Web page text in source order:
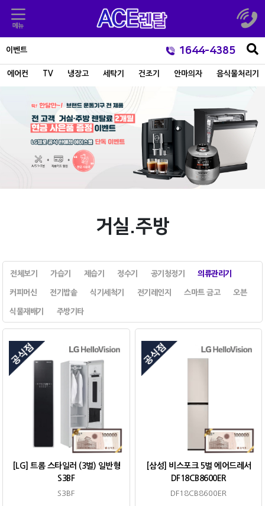
이벤트 1644-4385
에어컨 TV 냉장고 세탁기 건조기 안마의자 음식물처리기
거실.주방
전체보기 가습기 제습기 정수기 공기청정기 의류관리기
커피머신 전기밥솥 식기세척기 전기레인지 스마트 금고 오븐
식물재배기 주방기타
[LG] 트롬 스타일러 (3벌) 일반형
S3BF
S3BF
[삼성] 비스포크 5벌 에어드레서
DF18CB8600ER
DF18CB8600ER